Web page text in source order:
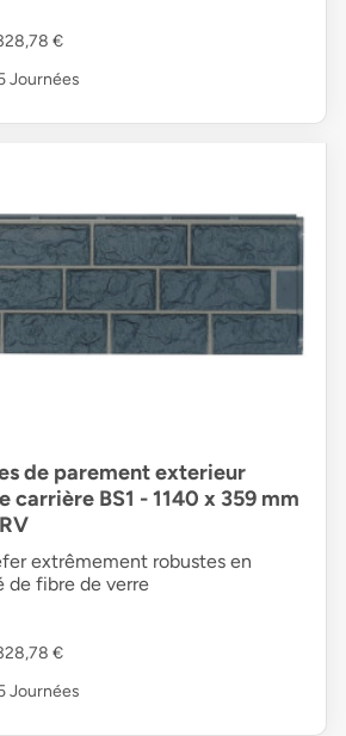
€
Journées
de parement exterieur
carrière BS1 - 1140 x 359 mm
extrêmement robustes en
de fibre de verre
€
Journées